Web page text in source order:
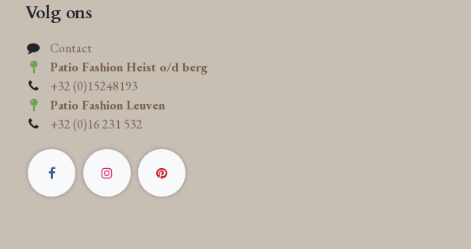
Volg ons
Contact
Patio Fashion Heist o/d berg
+32 (0)15248193
Patio Fashion Leuven
+32 (0)16 231 532